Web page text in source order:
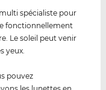
spécialiste pour
fonctionnellement
Le soleil peut venir
yeux.
pouvez